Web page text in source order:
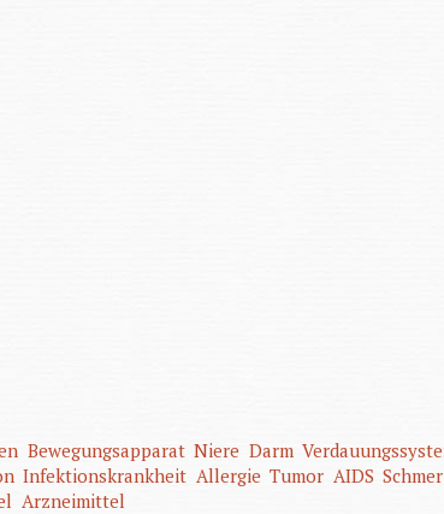
Bewegungsapparat Niere Darm
Infektionskrankheit Allergie Tumor AIDS
Arzneimittel